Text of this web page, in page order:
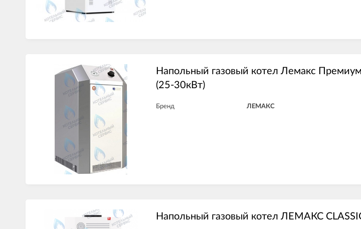
Напольный газовый котел Лемакс
(25-30кВт)
Бренд ЛЕМАКС
Напольный газовый котел ЛЕМАКС